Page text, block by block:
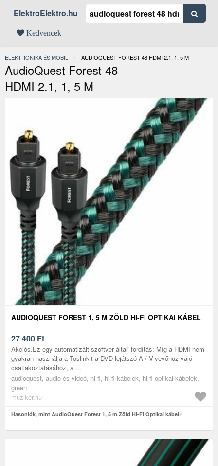
ElektroElektro.hu
Kedvencek
ELEKTRONIKA ÉS MOBIL JELENLEGI:
AUDIOQUEST FOREST 48 HDMI 2.1, 1, 5 M
AudioQuest Forest 48
HDMI 2.1, 1, 5 M
AUDIOQUEST FOREST 1, 5 M ZÖLD HI-FI OPTIKAI KÁBEL
27 400 Ft
Akciós.Ez egy automatizált szoftver általi fordítás: Míg a HDMI nem
gyakran használja a Toslink-t a DVD-lejátszó A / V-vevőhöz való
csatlakoztatásához, a ...
audioquest, audio és videó, hi-fi, hi-fi kábelek, hi-fi optikai kábelek,
green
muziker.hu
Hasonlók, mint AudioQuest Forest 1, 5 m Zöld Hi-Fi Optikai kábel